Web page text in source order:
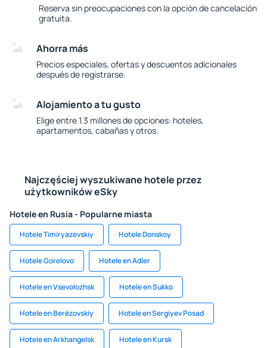
Reserva sin preocupaciones con la opción de cancelación
gratuita.
Ahorra más
Precios especiales, ofertas y descuentos adicionales
después de registrarse.
Alojamiento a tu gusto
Elige entre 1.3 millones de opciones: hoteles,
apartamentos, cabañas y otros.
Najczęściej wyszukiwane hotele przez
użytkowników eSky
Hotele en Rusia - Popularne miasta
Hotele Timiryazevskiy Hotele Donskoy
Hotele Gorelovo Hotele en Adler
Hotele en Vsevolozhsk Hotele en Sukko
Hotele en Berëzovskiy Hotele en Sergiyev Posad
Hotele en Arkhangelsk Hotele en Kursk